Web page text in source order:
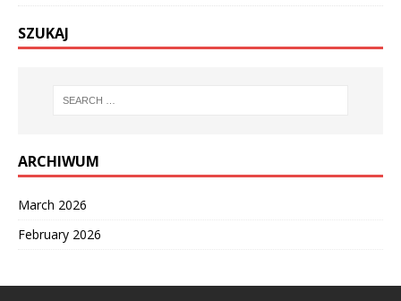
SZUKAJ
ARCHIWUM
March 2026
February 2026